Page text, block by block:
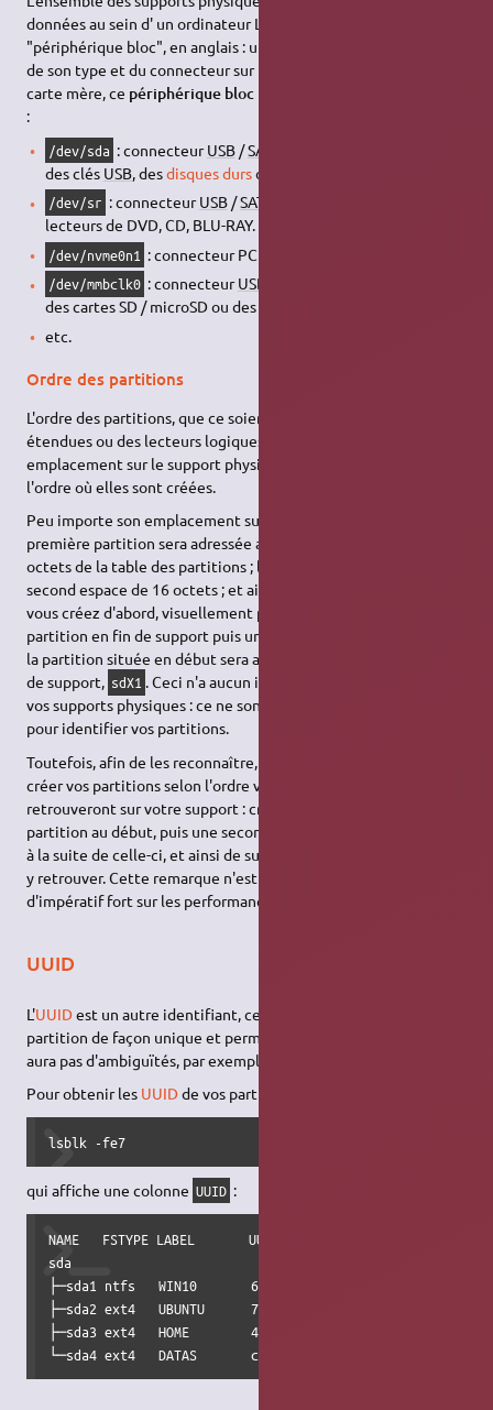
données au sein d' un ordinateur Linux est souvent appelé
"périphérique bloc", en anglais : un "
de son type et du connecteur sur lequel il est connecté a la
carte mère, ce périphérique bloc
:
/dev/sda : connecteurUSB/SATA
des clés USB, desdisques dursou des
/dev/sr : connecteurUSB/SATA
lecteurs de DVD, CD, BLU-RAY.
/dev/nvme0n1 : connecteur PCIe. Peut inclure des
/dev/mmbclk0 : connecteurUSB
des cartes SD / microSD ou des puces
etc.
Ordre des partitions
L'ordre des partitions, que ce soient des partitions primaires ou
étendues ou des lecteurs logiques,
emplacement sur le support physique. Il est attribué selon
l'ordre où elles sont créées.
Peu importe son emplacement sur le support physique, la
première partition sera adressée au premier espace de 16
octets de la table des partitions ; la seconde partition, au
second espace de 16 octets ; et ainsi de suite. Par exemple, si
vous créez d'abord, visuellement parlant, une première
partition en fin de support puis une seconde partition au début,
la partition située en début sera adressée
de support, sdX1 . Ceci n'a aucun impact quant à l'utilisation de
vos supports physiques : ce ne sont que des adresses logiques
pour identifier vos partitions.
Toutefois, afin de les reconnaître, nous vous recommandons de
créer vos partitions selon l'ordre visuel selon lequel elles se
retrouveront sur votre support : créez d'abord une première
partition au début, puis une seconde partition immédiatement
à la suite de celle-ci, et ainsi de suite : vous pourriez mieux vous
y retrouver. Cette remarque n'est valable qu'en cas d'absence
d'impératif fort sur les performances relatives de vos partitions.
UUID
L'UUIDest un autre identifiant, cette fois défini pour chaque
partition de façon unique et permanente, et assure qu'il n'y
aura pas d'ambiguïtés, par exemple dans le fichier
Pour obtenir les UUIDde vos partitions, entrez la commande
lsblk -fe7
qui affiche une colonne UUID :
NAME   FSTYPE LABEL       UUID
├─sda1 ntfs   WIN10
├─sda2 ext4   UBUNTU      727a95e9-70a4-4d6e-a739-
├─sda3 ext4
└─sda4 ext4   DATAS       ca07415a-2704-497f-8091-